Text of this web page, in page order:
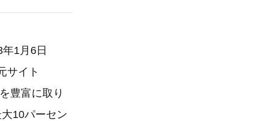
1月6日
サイト
豊富に取り
10パーセン